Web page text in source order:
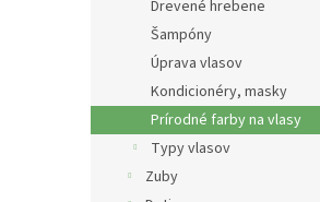
Drevené hrebene
Šampóny
Úprava vlasov
Kondicionéry, masky
Prírodné farby na vlasy
Typy vlasov
Zuby